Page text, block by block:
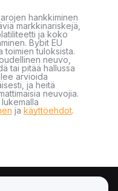
hankkiminen
markkinariskejä,
ja koko
Bybit EU
toimien tuloksista.
neuvo,
tai pitää hallussa
arvioida
ja heitä
neuvojia.
ja käyttöehdot.